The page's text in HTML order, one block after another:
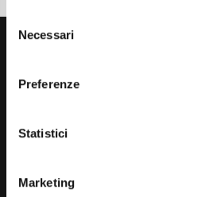
mera chiusura del banner non
tutti” o selezionando le diverse
Consent
Selection
Necessari
Preferenze
Statistici
Marketing
Via Giuditta Pasta 2, Como